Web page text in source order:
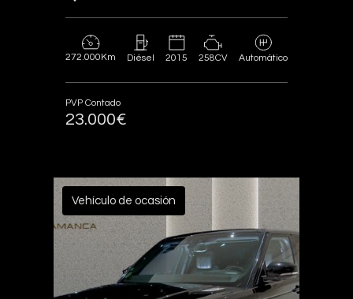
272.000Km Diésel 2015 258CV Automático
PVP Contado
23.000€
Vehículo de ocasión